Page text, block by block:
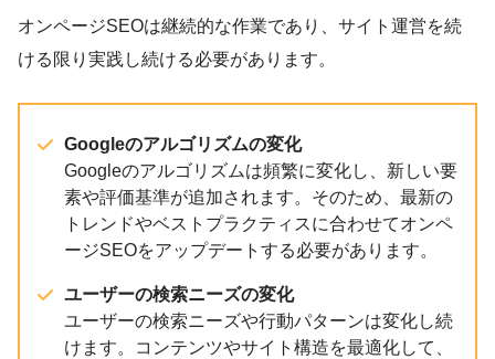
オンページSEOは継続的な作業であり、サイト運営を続
ける限り実践し続ける必要があります。
Googleのアルゴリズムの変化
Googleのアルゴリズムは頻繁に変化し、新しい要
素や評価基準が追加されます。そのため、最新の
トレンドやベストプラクティスに合わせてオンペ
ージSEOをアップデートする必要があります。
ユーザーの検索ニーズの変化
ユーザーの検索ニーズや行動パターンは変化し続
けます。コンテンツやサイト構造を最適化して、